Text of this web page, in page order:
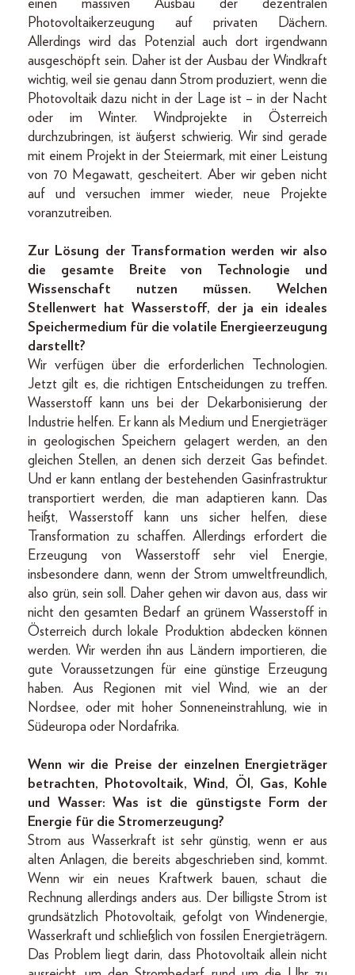
einen massiven Ausbau der dezentralen
Photovoltaikerzeugung auf privaten Dächern.
Allerdings wird das Potenzial auch dort irgendwann
ausgeschöpft sein. Daher ist der Ausbau der Windkraft
wichtig, weil sie genau dann Strom produziert, wenn die
Photovoltaik dazu nicht in der Lage ist – in der Nacht
oder im Winter. Windprojekte in Österreich
durchzubringen, ist äußerst schwierig. Wir sind gerade
mit einem Projekt in der Steiermark, mit einer Leistung
von 70 Megawatt, gescheitert. Aber wir geben nicht
auf und versuchen immer wieder, neue Projekte
voranzutreiben.
Zur Lösung der Transformation werden wir also
die gesamte Breite von Technologie und
Wissenschaft nutzen müssen. Welchen
Stellenwert hat Wasserstoff, der ja ein ideales
Speichermedium für die volatile Energieerzeugung
darstellt?
Wir verfügen über die erforderlichen Technologien.
Jetzt gilt es, die richtigen Entscheidungen zu treffen.
Wasserstoff kann uns bei der Dekarbonisierung der
Industrie helfen. Er kann als Medium und Energieträger
in geologischen Speichern gelagert werden, an den
gleichen Stellen, an denen sich derzeit Gas befindet.
Und er kann entlang der bestehenden Gasinfrastruktur
transportiert werden, die man adaptieren kann. Das
heißt, Wasserstoff kann uns sicher helfen, diese
Transformation zu schaffen. Allerdings erfordert die
Erzeugung von Wasserstoff sehr viel Energie,
insbesondere dann, wenn der Strom umweltfreundlich,
also grün, sein soll. Daher gehen wir davon aus, dass wir
nicht den gesamten Bedarf an grünem Wasserstoff in
Österreich durch lokale Produktion abdecken können
werden. Wir werden ihn aus Ländern importieren, die
gute Voraussetzungen für eine günstige Erzeugung
haben. Aus Regionen mit viel Wind, wie an der
Nordsee, oder mit hoher Sonneneinstrahlung, wie in
Südeuropa oder Nordafrika.
Wenn wir die Preise der einzelnen Energieträger
betrachten, Photovoltaik, Wind, Öl, Gas, Kohle
und Wasser: Was ist die günstigste Form der
Energie für die Stromerzeugung?
Strom aus Wasserkraft ist sehr günstig, wenn er aus
alten Anlagen, die bereits abgeschrieben sind, kommt.
Wenn wir ein neues Kraftwerk bauen, schaut die
Rechnung allerdings anders aus. Der billigste Strom ist
grundsätzlich Photovoltaik, gefolgt von Windenergie,
Wasserkraft und schließlich von fossilen Energieträgern.
Das Problem liegt darin, dass Photovoltaik allein nicht